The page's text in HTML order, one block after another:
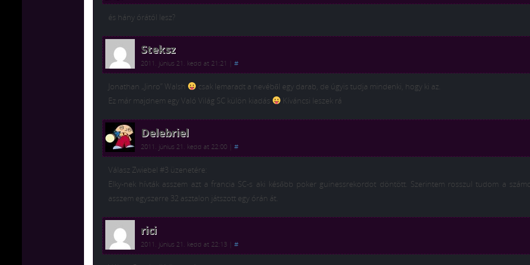
és hány órától lesz?
Steksz
2011. június 21. kedd at 21:21 #
Jonathan „Jinro” Walsh
csak lemaradt a nevéből egy darab, de úgyis tudja mindenki, hogy ki az.
Ez már majdnem egy Való Világ SC külön kiadás
Kíváncsi leszek rá
Delebriel
2011. június 21. kedd at 22:00 #
Válasz Zwiebel #3 üzenetére:
Elky-nek hívták asszem azt a francia SC-s aki később poker guinessrekordot döntött. Szerintem rosszul tudom a
asszem egyszerre 32 asztalon játszott egy órán át.
rici
2011. június 21. kedd at 22:13 #